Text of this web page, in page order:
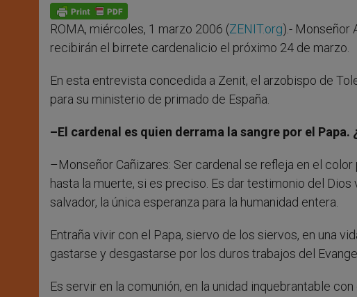
p
p
g
e
r
o
k
ROMA, miércoles, 1 marzo 2006 (ZENIT.org).- Monseñor
recibirán el birrete cardenalicio el próximo 24 de marzo.
En esta entrevista concedida a Zenit, el arzobispo de
para su ministerio de primado de España.
–El cardenal es quien derrama la sangre por el
–Monseñor Cañizares: Ser cardenal se refleja en el
hasta la muerte, si es preciso. Es dar testimonio del
salvador, la única esperanza para la humanidad entera.
Entraña vivir con el Papa, siervo de los siervos, en una
gastarse y desgastarse por los duros trabajos del
Es servir en la comunión, en la unidad inquebrantable